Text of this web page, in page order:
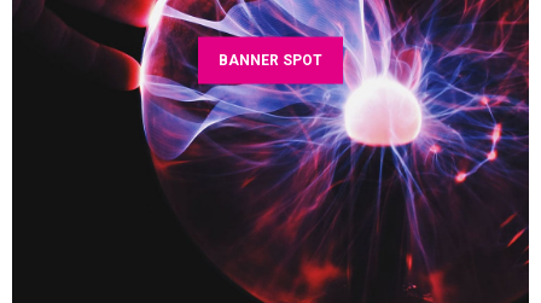
BANNER SPOT